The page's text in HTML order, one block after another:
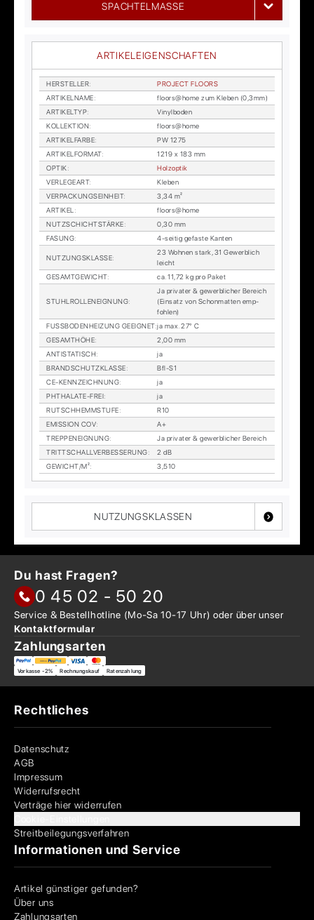
SPACHTELMASSE
ARTIKELEIGENSCHAFTEN
HER­STEL­LER:
PRO­JECT FLOORS
AR­TI­KEL­NA­ME:
floors@home zum Kle­ben (0,3mm)
AR­TI­KEL­TYP:
Vi­nyl­bo­den
KOL­LEK­TI­ON:
floors@home
AR­TI­KEL­FAR­BE:
PW 1275
AR­TI­KEL­FOR­MAT:
1219 x 183 mm
OP­TIK:
Holz­op­tik
VER­LE­GE­ART:
Kle­ben
VER­PA­CKUNGS­EIN­HEIT:
3,34 m²
AR­TI­KEL:
floors@home
NUTZ­SCHICHT­STÄR­KE:
0,30 mm
FA­SUNG: 4-sei­tig ge­fas­te Kan­ten
NUT­ZUNGS­KLAS­SE:
23 Woh­nen stark, 31 Ge­werb­lich
leicht
GE­SAMT­GE­WICHT: ca. 11,72 kg pro Pa­ket
STUHL­ROL­LEN­EIG­NUNG:
Ja pri­va­ter & ge­werb­li­cher Be­reich
(Ein­satz von Schon­mat­ten emp­
foh­len)
FUSS­BO­DEN­HEI­ZUNG GE­EIG­NET:ja max. 27° C
GE­SAMT­HÖ­HE:
2,00 mm
AN­TI­STA­TISCH:
ja
BRAND­SCHUTZ­KLAS­SE:
Bfl-S1
CE-KENN­ZEICH­NUNG:
ja
PHTHA­LA­TE-FREI:
ja
RUTSCH­HEMM­STU­FE:
R10
EMIS­SI­ON COV:
A+
TREP­PEN­EIG­NUNG:
Ja pri­va­ter & ge­werb­li­cher Be­reich
TRITT­SCHALL­VER­BES­SE­RUNG:
2 dB
GE­WICHT/M²: 3,510
NUTZUNGSKLASSEN
Du hast Fragen?
0 45 02 - 50 20
Service & Bestellhotline (Mo-Sa 10-17 Uhr) oder überunser
Kontaktformular
Zahlungsarten
Vorkasse -2% Rechnungskauf Ratenzahlung
Rechtliches
Datenschutz
AGB
Impressum
Widerrufsrecht
Verträge hier widerrufen
Streitbeilegungsverfahren
Informationen und Service
Artikel günstiger gefunden?
Über uns
Zahlungsarten